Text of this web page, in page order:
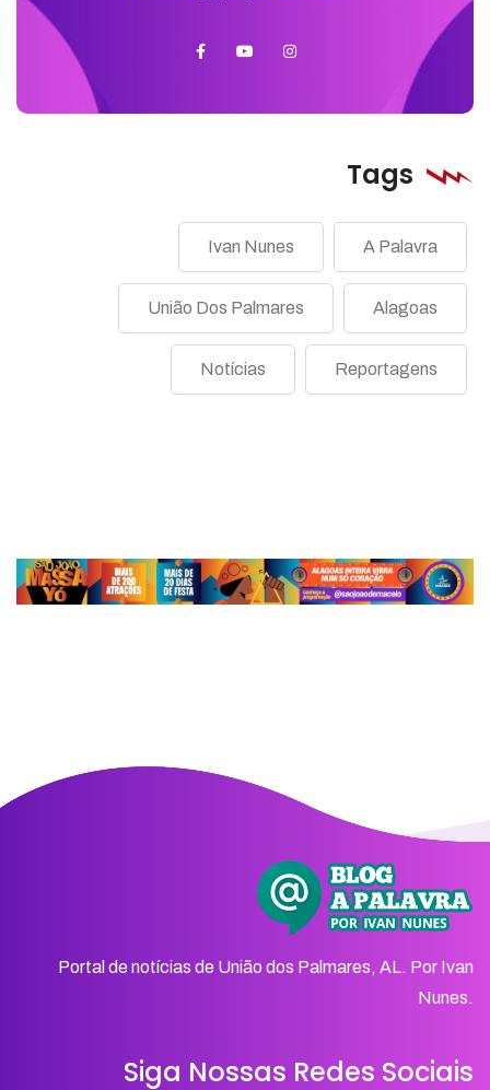
Tags
Ivan Nunes A Palavra
União Dos Palmares Alagoas
Notícias Reportagens
Portal de notícias de União dos Palmares, AL. Por Ivan
Nunes.
Siga Nossas Redes Sociais